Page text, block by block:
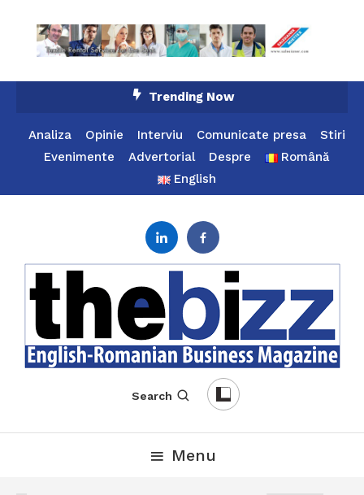
Content
Trending Now
Analiza Opinie Interviu Comunicate presa
Stiri
Evenimente
Advertorial Despre
Română
English
Search
Menu